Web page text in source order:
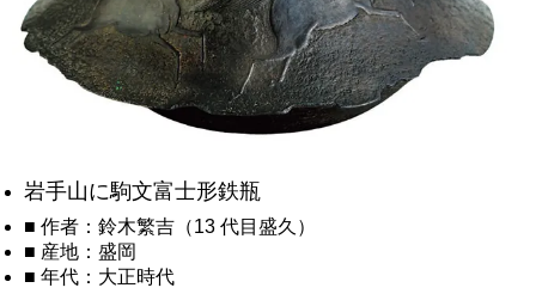
岩手山に駒文富士形鉄瓶
■ 作者：鈴木繁吉（13 代目盛久）
■ 産地：盛岡
■ 年代：大正時代